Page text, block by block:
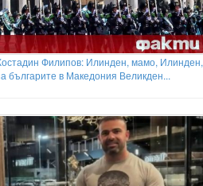
Филипов: Илинден, мамо, Илинден,
българите в Македония Великден...